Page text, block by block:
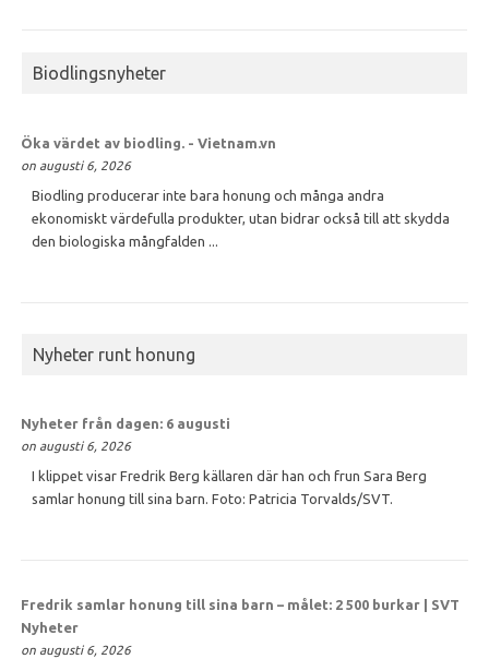
Biodlingsnyheter
Öka värdet av biodling. - Vietnam.vn
on augusti 6, 2026
Biodling producerar inte bara honung och många andra
ekonomiskt värdefulla produkter, utan bidrar också till att skydda
den biologiska mångfalden ...
Nyheter runt honung
Nyheter från dagen: 6 augusti
on augusti 6, 2026
I klippet visar Fredrik Berg källaren där han och frun Sara Berg
samlar honung till sina barn. Foto: Patricia Torvalds/SVT.
Fredrik samlar honung till sina barn – målet: 2 500 burkar | SVT
Nyheter
on augusti 6, 2026